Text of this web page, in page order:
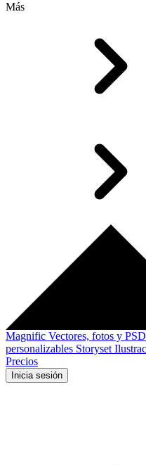
Más
Magnific Vectores, fotos y
personalizables Storyset
Precios
Inicia sesión